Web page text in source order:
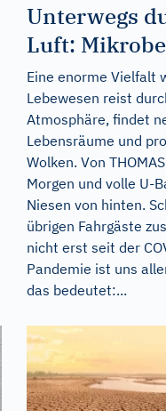
Unterwegs
Luft:
Eine enorme Vielfalt
Lebewesen reist
Atmosphäre, findet
Lebensräume und
Wolken. Von
Morgen und volle U-
Niesen von hinten.
übrigen Fahrgäste
nicht erst seit der
Pandemie ist uns
das bedeutet:...